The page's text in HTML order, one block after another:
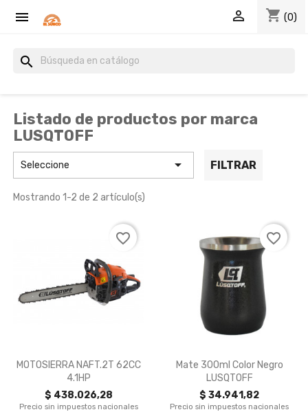
 shopping_cart (0)

search
Listado de productos por marca
LUSQTOFF
Seleccione  FILTRAR
Mostrando 1-2 de 2 artículo(s)
Vista rápida
MOTOSIERRA NAFT.2T 62CC
4.1HP
$ 438.026,28
Precio sin impuestos nacionales
favorite_border
Vista rápida
Mate 300ml Color Negro
LUSQTOFF
$ 34.941,82
Precio sin impuestos nacionales
favorite_border